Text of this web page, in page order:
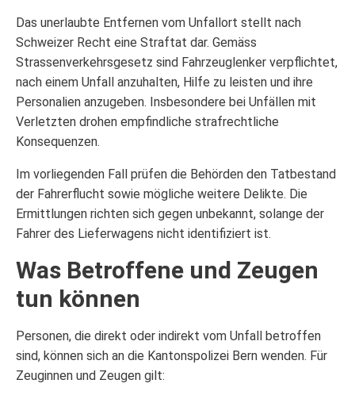
Das unerlaubte Entfernen vom Unfallort stellt nach
Schweizer Recht eine Straftat dar. Gemäss
Strassenverkehrsgesetz sind Fahrzeuglenker verpflichtet,
nach einem Unfall anzuhalten, Hilfe zu leisten und ihre
Personalien anzugeben. Insbesondere bei Unfällen mit
Verletzten drohen empfindliche strafrechtliche
Konsequenzen.
Im vorliegenden Fall prüfen die Behörden den Tatbestand
der Fahrerflucht sowie mögliche weitere Delikte. Die
Ermittlungen richten sich gegen unbekannt, solange der
Fahrer des Lieferwagens nicht identifiziert ist.
Was Betroffene und Zeugen
tun können
Personen, die direkt oder indirekt vom Unfall betroffen
sind, können sich an die Kantonspolizei Bern wenden. Für
Zeuginnen und Zeugen gilt: